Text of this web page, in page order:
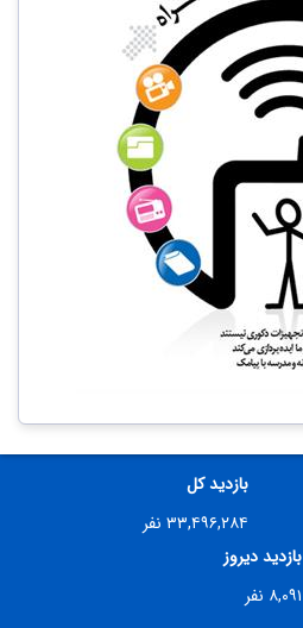
بازدید کل
۳۳,۴۹۶,۲۸۴ نفر
بازدید دیروز
۸,۰۹۱ نفر